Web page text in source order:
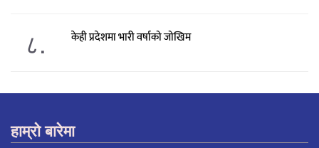
८. केही प्रदेशमा भारी वर्षाको जोखिम
हाम्रो बारेमा